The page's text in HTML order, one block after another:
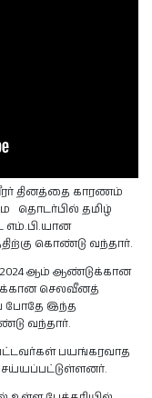
தினத்தை காரணம்
தொடர்பில் தமிழ்
எம்.பி.யான
கொண்டு வந்தார்.
ஆம் ஆண்டுக்கான
செலவீனத்
போதே இந்த
வந்தார்.
பயங்கரவாத